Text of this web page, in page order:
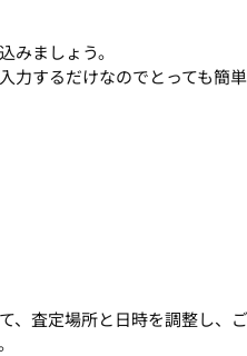
みましょう。
力するだけなのでとっても簡単
、査定場所と日時を調整し、